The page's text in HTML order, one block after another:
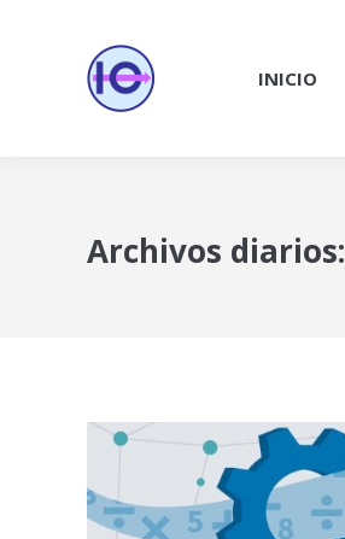
INICIO
Archivos diarios: